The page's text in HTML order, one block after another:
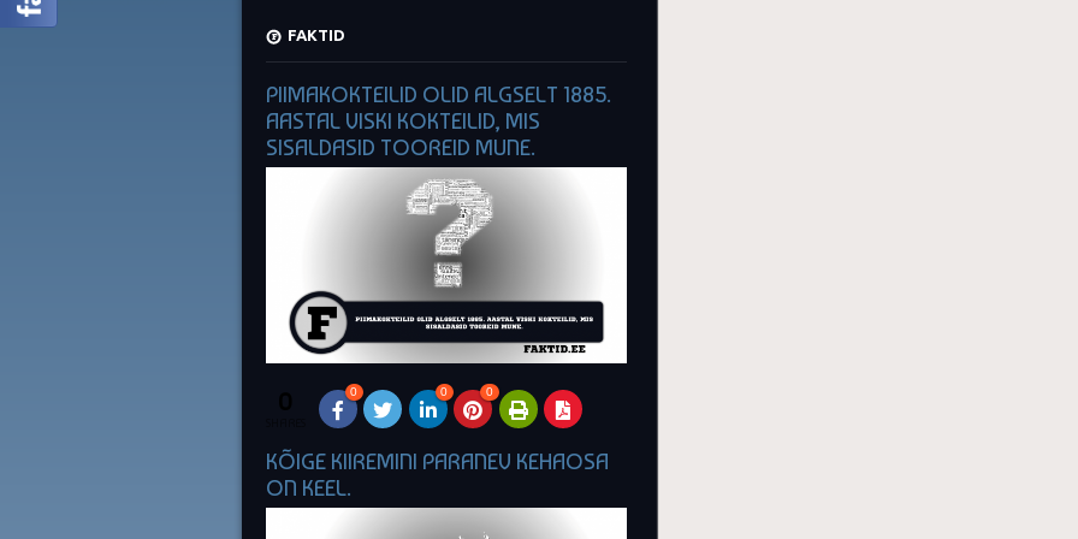
FAKTID
PIIMAKOKTEILID OLID ALGSELT 1885.
AASTAL VISKI KOKTEILID, MIS
SISALDASID TOOREID MUNE.
0 0 0 0
KÕIGE KIIREMINI PARANEV KEHAOSA
ON KEEL.